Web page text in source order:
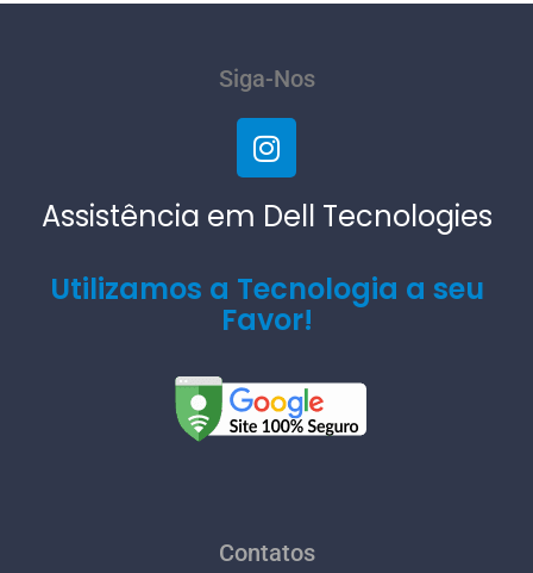
Siga-Nos
Assistência em Dell Tecnologies
Utilizamos a Tecnologia a seu
Favor!
Contatos